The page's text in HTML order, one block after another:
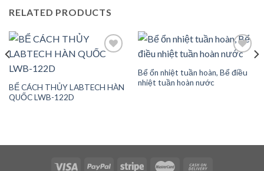
RELATED PRODUCTS
wishlist
BỂ CÁCH THỦY LABTECH HÀN
QUỐC LWB-122D
Bể ổn nhiệt tuần hoàn, Bể điều
nhiệt tuần hoàn nước